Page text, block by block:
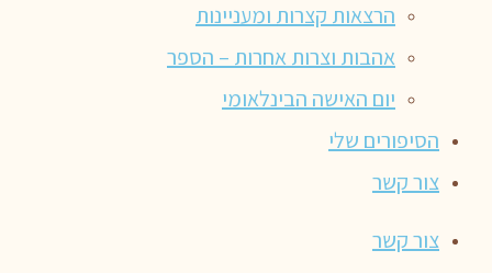
הרצאות קצרות ומעניינות
אהבות וצרות אחרות – הספר
יום האישה הבינלאומי
הסיפורים שלי
צור קשר
צור קשר